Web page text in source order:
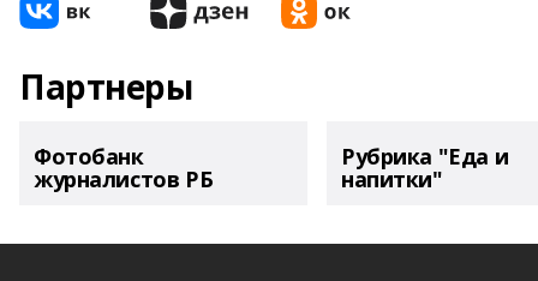
Партнеры
Фотобанк
журналистов РБ
Рубрика "Еда и
напитки"